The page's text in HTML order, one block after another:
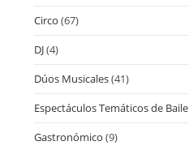
Circo (67)
DJ(4)
Dúos Musicales(41)
Espectáculos Temáticos de Baile
Gastronómico (9)